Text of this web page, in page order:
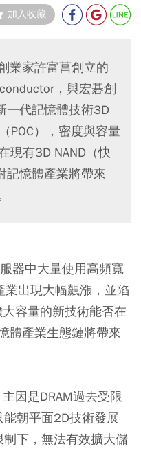
加入收藏
業家許富菖創立的
，與宏碁創
一代記憶體技術3D
POC），密度與容量
現有3D NAND（快
記憶體產業將帶來
器中大量使用高頻寬
業出現大幅飆漲，並陷
容量的新技術能否在
體產業生態鏈將帶來
因是DRAM過去受限
朝平面2D技術發展
下，無法有效擴大儲